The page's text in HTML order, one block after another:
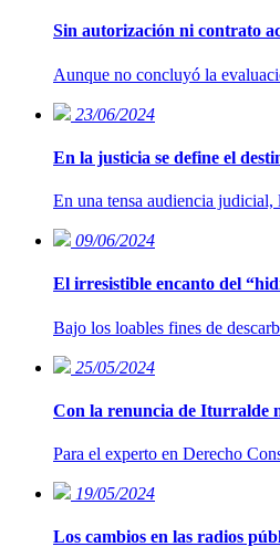
Sin autorización ni contrato
Aunque no concluyó la
23/06/2024
En la justicia se define el
En una tensa audiencia
09/06/2024
El irresistible encanto del
Bajo los loables fines de
25/05/2024
Con la renuncia de Iturralde
Para el experto en Derecho
19/05/2024
Los cambios en las radios